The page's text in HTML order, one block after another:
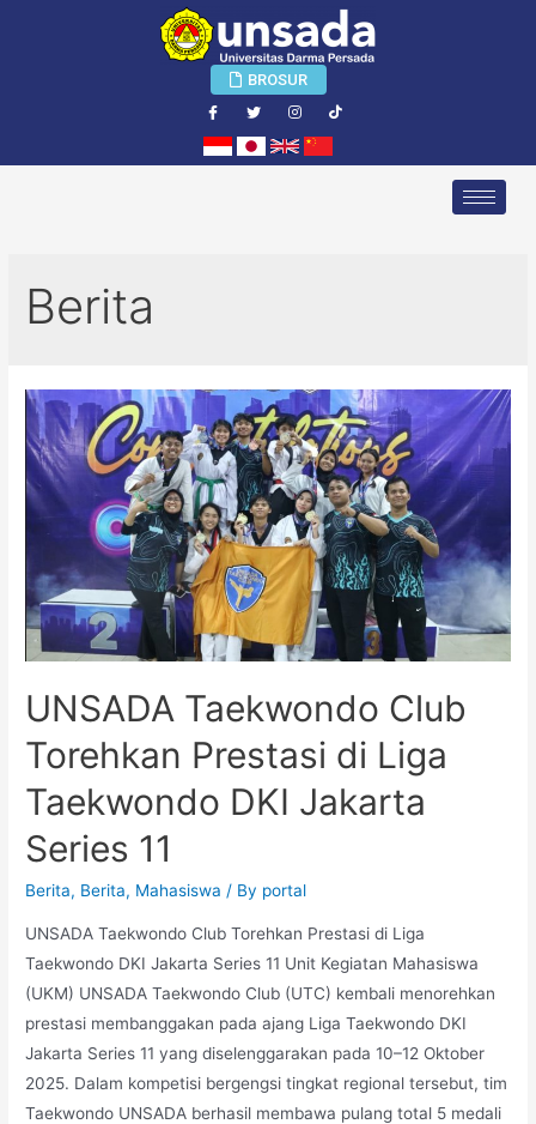
BROSUR
Berita
UNSADA Taekwondo Club
Torehkan Prestasi di Liga
Taekwondo DKI Jakarta
Series 11
Berita, Berita, Mahasiswa / By portal
UNSADA Taekwondo Club Torehkan Prestasi di Liga
Taekwondo DKI Jakarta Series 11 Unit Kegiatan Mahasiswa
(UKM) UNSADA Taekwondo Club (UTC) kembali menorehkan
prestasi membanggakan pada ajang Liga Taekwondo DKI
Jakarta Series 11 yang diselenggarakan pada 10–12 Oktober
2025. Dalam kompetisi bergengsi tingkat regional tersebut, tim
Taekwondo UNSADA berhasil membawa pulang total 5 medali